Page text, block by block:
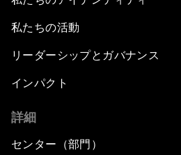
私たちの活動
リーダーシップとガバナンス
インパクト
詳細
センター（部門）